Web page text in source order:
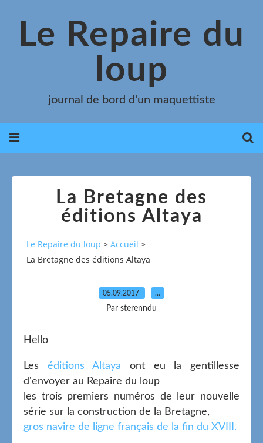
Le Repaire du
loup
journal de bord d'un maquettiste
La Bretagne des
éditions Altaya
Le Repaire du loup > Accueil >
La Bretagne des éditions Altaya
05.09.2017 …
Par sterenndu
Hello
Les éditions Altaya ont eu la gentillesse
d'envoyer au Repaire du loup
les trois premiers numéros de leur nouvelle
série sur la construction de la Bretagne,
gros navire de ligne français de la fin du XVIII.